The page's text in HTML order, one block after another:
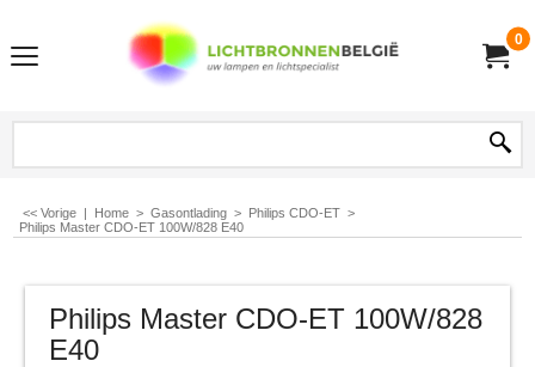
0
<< Vorige | Home > Gasontlading > Philips CDO-ET >
Philips Master CDO-ET 100W/828 E40
Philips Master CDO-ET 100W/828
E40